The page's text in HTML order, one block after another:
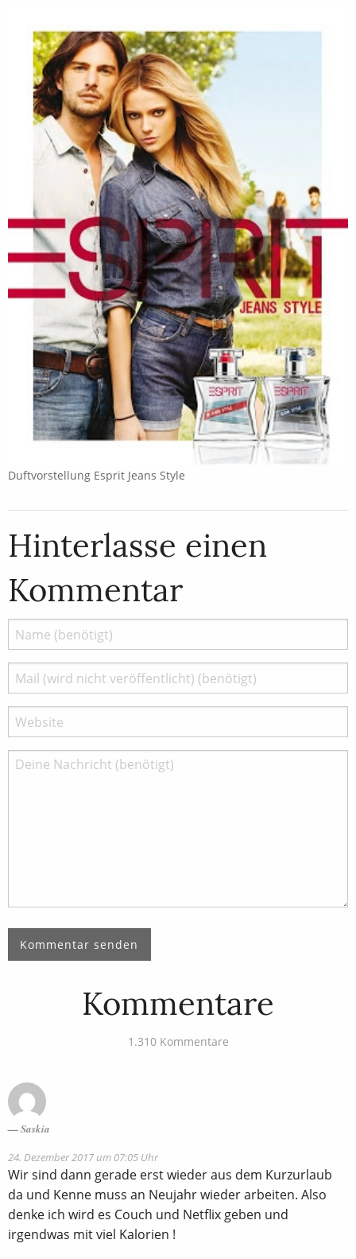
Duftvorstellung Esprit Jeans Style
Hinterlasse einen
Kommentar
Kommentare
1.310 Kommentare
Saskia
24. Dezember 2017 um 07:05 Uhr
Wir sind dann gerade erst wieder aus dem Kurzurlaub
da und Kenne muss an Neujahr wieder arbeiten. Also
denke ich wird es Couch und Netflix geben und
irgendwas mit viel Kalorien !